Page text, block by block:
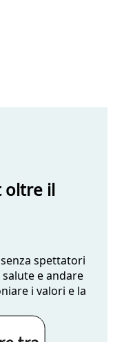
oltre il
spettatori
e andare
i valori e la